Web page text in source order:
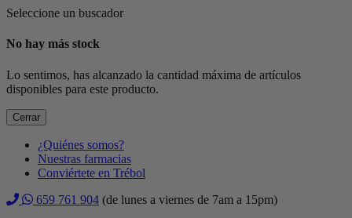
Seleccione un buscador
No hay más stock
Lo sentimos, has alcanzado la cantidad máxima de artículos
disponibles para este producto.
Cerrar
¿Quiénes somos?
Nuestras farmacias
Conviértete en Trébol
659 761 904 (de lunes a viernes de 7am a 15pm)